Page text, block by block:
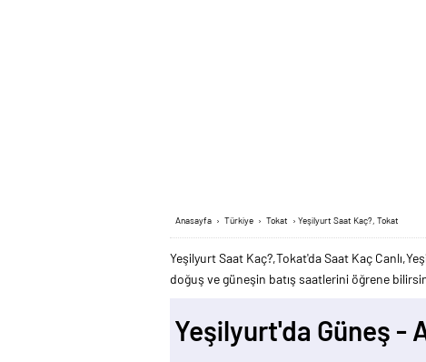
Anasayfa › Türkiye › Tokat › Yeşilyurt Saat Kaç?, Tokat
Yeşilyurt Saat Kaç?,Tokat'da Saat Kaç
doğuş ve güneşin batış saatlerini öğrene
Yeşilyurt'da Güneş -